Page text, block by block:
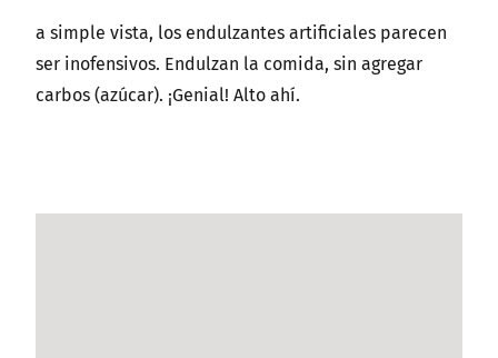
a simple vista, los endulzantes artificiales parecen
ser inofensivos. Endulzan la comida, sin agregar
carbos (azúcar). ¡Genial! Alto ahí.